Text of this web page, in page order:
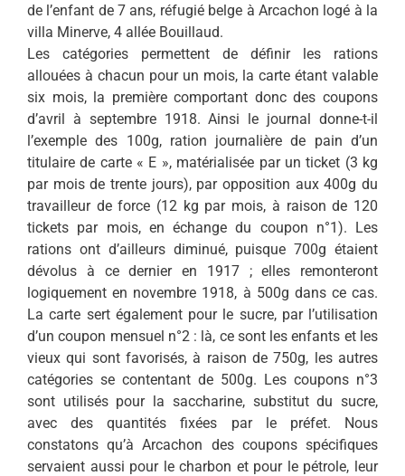
de l’enfant de 7 ans, réfugié belge à Arcachon logé à la
villa Minerve, 4 allée Bouillaud.
Les catégories permettent de définir les rations
allouées à chacun pour un mois, la carte étant valable
six mois, la première comportant donc des coupons
d’avril à septembre 1918. Ainsi le journal donne-t-il
l’exemple des 100g, ration journalière de pain d’un
titulaire de carte « E », matérialisée par un ticket (3 kg
par mois de trente jours), par opposition aux 400g du
travailleur de force (12 kg par mois, à raison de 120
tickets par mois, en échange du coupon n°1). Les
rations ont d’ailleurs diminué, puisque 700g étaient
dévolus à ce dernier en 1917 ; elles remonteront
logiquement en novembre 1918, à 500g dans ce cas.
La carte sert également pour le sucre, par l’utilisation
d’un coupon mensuel n°2 : là, ce sont les enfants et les
vieux qui sont favorisés, à raison de 750g, les autres
catégories se contentant de 500g. Les coupons n°3
sont utilisés pour la saccharine, substitut du sucre,
avec des quantités fixées par le préfet. Nous
constatons qu’à Arcachon des coupons spécifiques
servaient aussi pour le charbon et pour le pétrole, leur